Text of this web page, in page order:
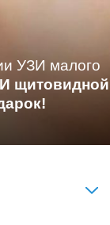
УЗИ малого
щитовидной